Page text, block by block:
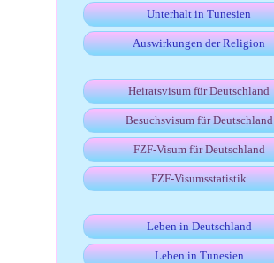
Unterhalt in Tunesien
Auswirkungen der Religion
Heiratsvisum für Deutschland
Besuchsvisum für Deutschland
FZF-Visum für Deutschland
FZF-Visumsstatistik
Leben in Deutschland
Leben in Tunesien